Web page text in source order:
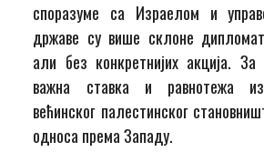
споразуме са Израелом и
државе су више склоне
али без конкретнијих акција.
важна ставка и равнотежа
већинског палестинског
односа према Западу.